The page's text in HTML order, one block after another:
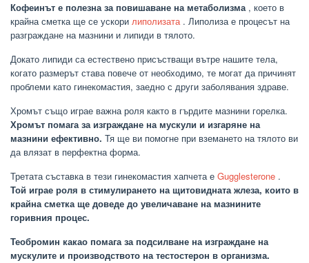
Кофеинът е полезна за повишаване на метаболизма, което в
крайна сметка ще се ускори липолизата. Липолиза е процесът на
разграждане на мазнини и липиди в тялото.
Докато липиди са естествено присъстващи вътре нашите тела,
когато размерът става повече от необходимо, те могат да причинят
проблеми като гинекомастия, заедно с други заболявания здраве.
Хромът също играе важна роля както в гърдите мазнини горелка.
Хромът помага за изграждане на мускули и изгаряне на
мазнини ефективно. Тя ще ви помогне при вземането на тялото ви
да влязат в перфектна форма.
Третата съставка в тези гинекомастия хапчета е Gugglesterone .
Той играе роля в стимулирането на щитовидната жлеза, които в
крайна сметка ще доведе до увеличаване на мазнините
горивния процес.
Теобромин какао помага за подсилване на изграждане на
мускулите и производството на тестостерон в организма.